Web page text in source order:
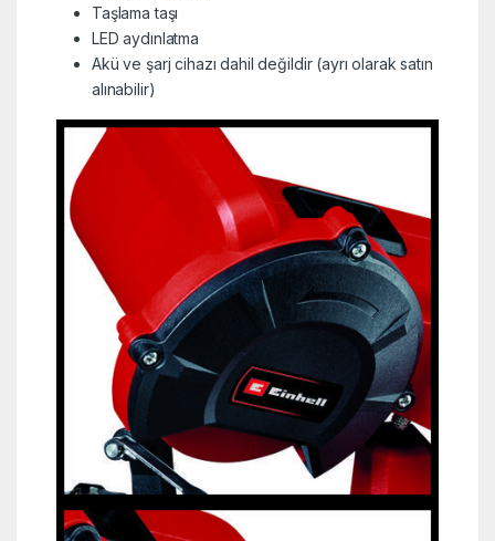
Taşlama taşı
LED aydınlatma
Akü ve şarj cihazı dahil değildir (ayrı olarak satın
alınabilir)